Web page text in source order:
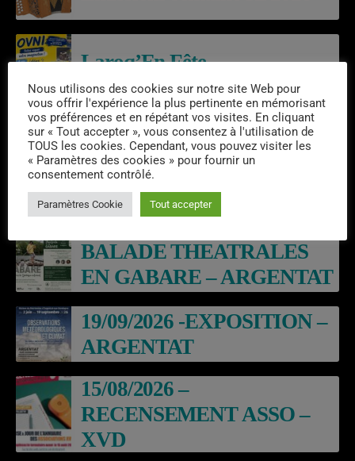
Laroq’En Fête
Emissions semaine 31/2026
EVÈNEMENTS À VENIR
BALADE THEATRALES
EN GABARE – ARGENTAT
19/09/2026 -EXPOSITION –
ARGENTAT
15/08/2026 –
RECENSEMENT ASSO –
XVD
Nous utilisons des cookies sur notre site Web pour
vous offrir l'expérience la plus pertinente en mémorisant
vos préférences et en répétant vos visites. En cliquant
sur « Tout accepter », vous consentez à l'utilisation de
TOUS les cookies. Cependant, vous pouvez visiter les
« Paramètres des cookies » pour fournir un
consentement contrôlé.
Paramètres Cookie Tout accepter